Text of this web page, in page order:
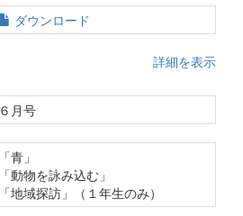
ダウンロード
詳細を表示
６月号
「青」
「動物を詠み込む」
「地域探訪」（１年生のみ）